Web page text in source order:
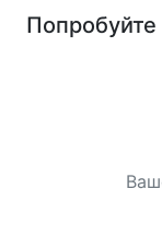
Попробуйте